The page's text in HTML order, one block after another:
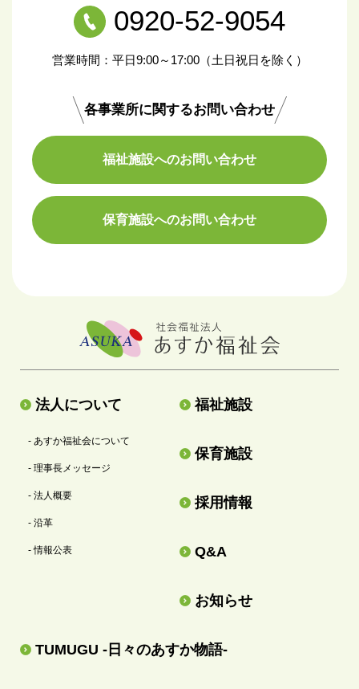
0920-52-9054
営業時間：平日9:00～17:00（土日祝日を除く）
各事業所に関するお問い合わせ
福祉施設へのお問い合わせ
保育施設へのお問い合わせ
法人について
- あすか福祉会について
- 理事長メッセージ
- 法人概要
- 沿革
- 情報公表
福祉施設
保育施設
採用情報
Q&A
お知らせ
TUMUGU -日々のあすか物語-